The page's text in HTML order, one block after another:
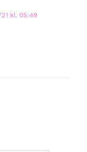
kl. 05:49